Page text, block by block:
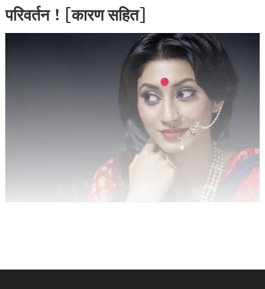
परिवर्तन ! [कारण सहित]